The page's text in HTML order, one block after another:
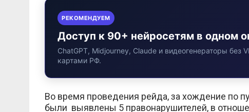
РЕКОМЕНДУЕМ
Доступ к 90+ нейросетям в одном
ChatGPT, Midjourney, Claude и видеогенераторы без
картами РФ.
Во время проведения рейда, за хождение по
были выявлены 5 правонарушителей, в